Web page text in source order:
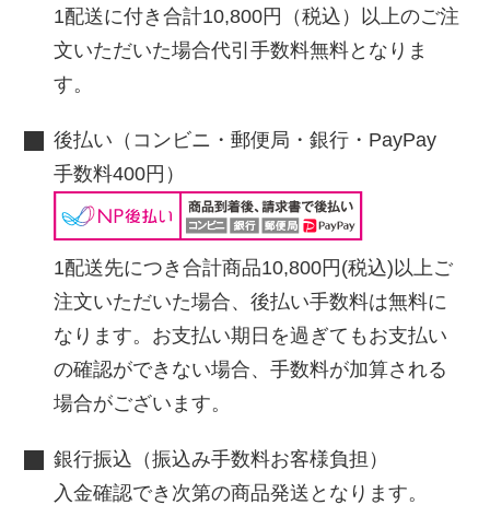
1配送に付き合計10,800円（税込）以上のご注
文いただいた場合代引手数料無料となりま
す。
後払い（コンビニ・郵便局・銀行・PayPay
手数料400円）
1配送先につき合計商品10,800円(税込)以上ご
注文いただいた場合、後払い手数料は無料に
なります。お支払い期日を過ぎてもお支払い
の確認ができない場合、手数料が加算される
場合がございます。
銀行振込（振込み手数料お客様負担）
入金確認でき次第の商品発送となります。